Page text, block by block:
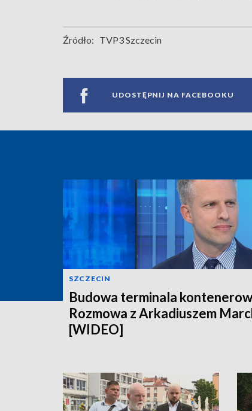
Źródło: TVP3 Szczecin
UDOSTĘPNIJ NA FACEBOOKU
SZCZECIN
Budowa terminala
Rozmowa z Arkadiuszem
[WIDEO]